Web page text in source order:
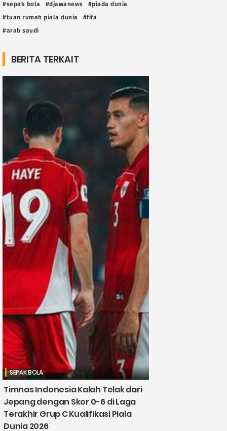
#sepak bola #djawanews
#piada dunia
#tuan rumah piala dunia
#fifa
#arab saudi
BERITA TERKAIT
SEPAK BOLA
Timnas Indonesia Kalah Telak dari
Jepang dengan Skor 0-6 di Laga
Terakhir Grup C Kualifikasi Piala
Dunia 2026